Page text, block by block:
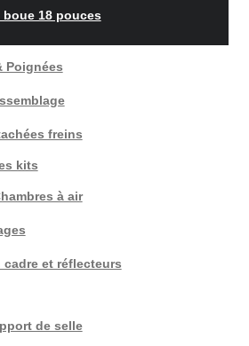
boue 18 pouces
Poignées
freins
kits
à air
cadre et réflecteurs
de selle